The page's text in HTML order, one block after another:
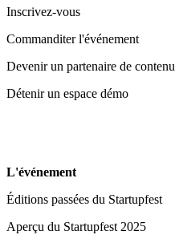
Inscrivez-vous
Commanditer l'événement
Devenir un partenaire de contenu
Détenir un espace démo
L'événement
Éditions passées du Startupfest
Aperçu du Startupfest 2025